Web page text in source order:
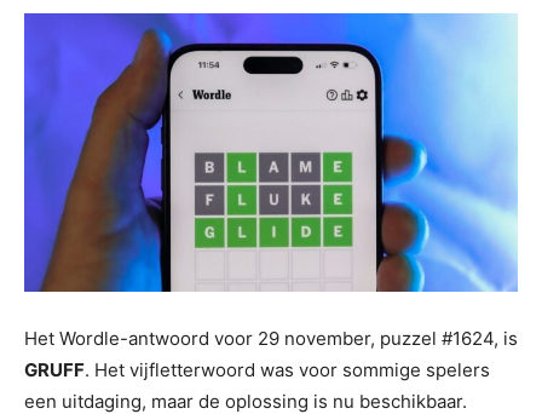
Het Wordle-antwoord voor 29 november, puzzel #1624, is
GRUFF. Het vijfletterwoord was voor sommige spelers
een uitdaging, maar de oplossing is nu beschikbaar.